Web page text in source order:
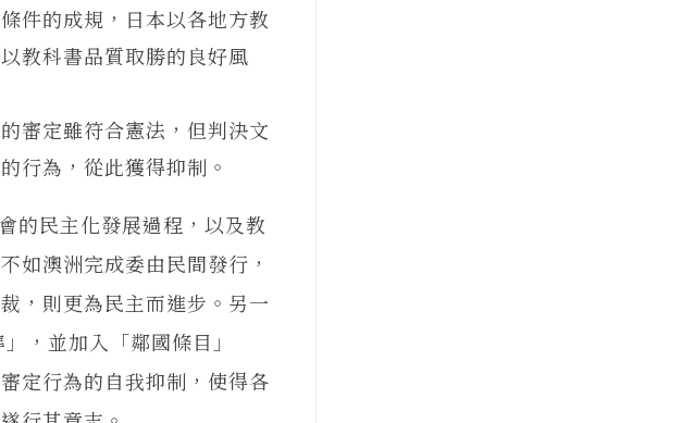
件的成規，日本以各地方教
教科書品質取勝的良好風
審定雖符合憲法，但判決文
行為，從此獲得抑制。
民主化發展過程，以及教
如澳洲完成委由民間發行，
，則更為民主而進步。另一
，並加入「鄰國條目」
定行為的自我抑制，使得各